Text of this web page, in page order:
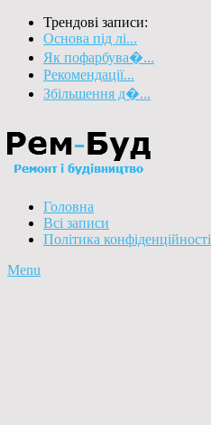
Трендові записи:
Основа під лі...
Як пофарбува�...
Рекомендації...
Збільшення д�...
Головна
Всі записи
Політика конфіденційності
Menu